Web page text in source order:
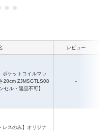
レビュー
20cm ZJMSGTLS08
セル・返品不可】
-